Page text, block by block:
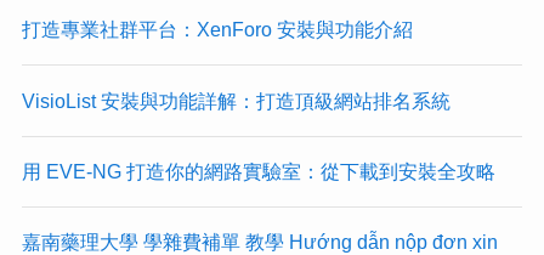
打造專業社群平台：XenForo 安裝與功能介紹
VisioList 安裝與功能詳解：打造頂級網站排名系統
用 EVE-NG 打造你的網路實驗室：從下載到安裝全攻略
嘉南藥理大學 學雜費補單 教學 Hướng dẫn nộp đơn xin